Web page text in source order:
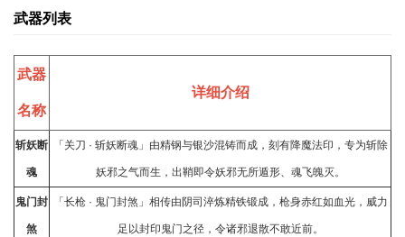
武器列表
武器
名称
详细介绍
斩妖断
魂
「关刀 · 斩妖断魂」由精钢与银沙混铸而成，刻有降魔法印，专为斩除
妖邪之气而生，出鞘即令妖邪无所遁形、魂飞魄灭。
鬼门封
煞
「长枪 · 鬼门封煞」相传由阴司淬炼精铁锻成，枪身赤红如血光，威力
足以封印鬼门之径，令诸邪退散不敢近前。